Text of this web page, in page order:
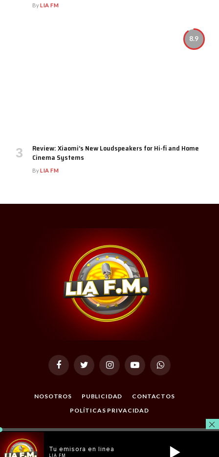
ByLIA FM
8.9
Review: Xiaomi’s New Loudspeakers for Hi-fi and Home
Cinema Systems
ByLIA FM
FacebookTwitter InstagramYouTubeWhatsApp
NOSOTROS PUBLICIDAD
CONTACTOS
POLÍTICAS PRIVACIDAD
© 2026 Todos los Derechos Reservados. Desarrollado por
Masterclic.Net
Tu emisora en linea
LIA FM